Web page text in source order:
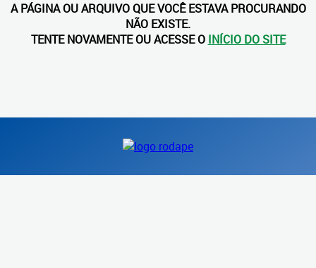
A PÁGINA OU ARQUIVO QUE VOCÊ ESTAVA PROCURANDO
NÃO EXISTE.
TENTE NOVAMENTE OU ACESSE O INÍCIO DO SITE